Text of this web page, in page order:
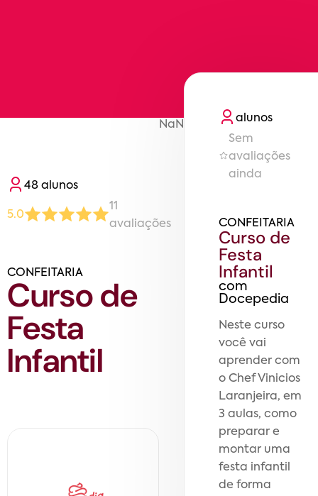
48 alunos
5.0
11
avaliações
CONFEITARIA
Curso de
Festa
Infantil
NaN
alunos
Sem
avaliações
ainda
CONFEITARIA
Curso de
Festa
Infantil
com
Docepedia
Neste curso
você vai
aprender com
o Chef Vinicios
Laranjeira, em
3 aulas, como
preparar e
montar uma
festa infantil
de forma